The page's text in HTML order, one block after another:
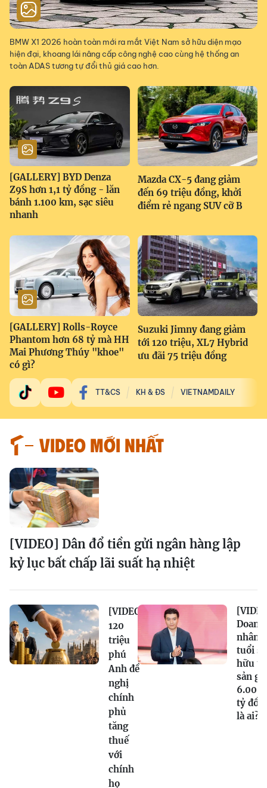
BMW X1 2026 hoàn toàn mới ra mắt Việt Nam sở hữu diện mạo
hiện đại, khoang lái nâng cấp công nghệ cao cùng hệ thống an
toàn ADAS tương tự đổi thủ giá cao hơn.
[GALLERY] BYD Denza
Z9S hơn 1,1 tỷ đồng - lăn
bánh 1.100 km, sạc siêu
nhanh
Mazda CX-5 đang giảm
đến 69 triệu đồng, khởi
điểm rẻ ngang SUV cỡ B
[GALLERY] Rolls-Royce
Phantom hơn 68 tỷ mà HH
Mai Phương Thúy "khoe"
có gì?
Suzuki Jimny đang giảm
tới 120 triệu, XL7 Hybrid
ưu đãi 75 triệu đồng
TT&CS KH & ĐS VIETNAMDAILY
VIDEO MỚI NHẤT
[VIDEO] Dân đổ tiền gửi ngân hàng lập
kỷ lục bất chấp lãi suất hạ nhiệt
[VIDEO]
120
triệu
phú
Anh đề
nghị
chính
phủ
tăng
thuế
với
chính
họ
Doanh
nhân
tuổi sở
hữu
sản
6.000
tỷ
là ai?